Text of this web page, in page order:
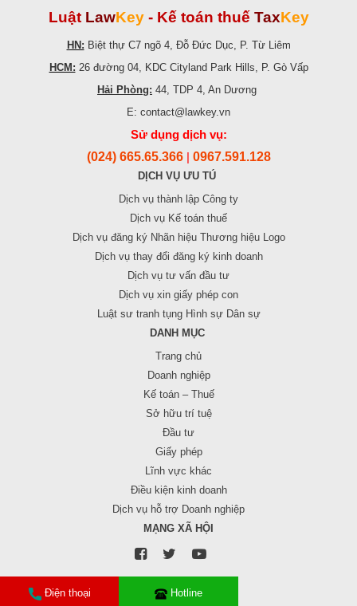
Điện thoại Hotline
Luật LawKey - Kế toán thuế TaxKey
HN: Biệt thự C7 ngõ 4, Đỗ Đức Dục, P. Từ Liêm
HCM: 26 đường 04, KDC Cityland Park Hills, P. Gò Vấp
Hải Phòng: 44, TDP 4, An Dương
E: contact@lawkey.vn
Sử dụng dịch vụ:
(024) 665.65.366 | 0967.591.128
DỊCH VỤ ƯU TÚ
Dịch vụ thành lập Công ty
Dịch vụ Kế toán thuế
Dịch vụ đăng ký Nhãn hiệu Thương hiệu Logo
Dịch vụ thay đổi đăng ký kinh doanh
Dịch vụ tư vấn đầu tư
Dịch vụ xin giấy phép con
Luật sư tranh tụng Hình sự Dân sự
DANH MỤC
Trang chủ
Doanh nghiệp
Kế toán – Thuế
Sở hữu trí tuệ
Đầu tư
Giấy phép
Lĩnh vực khác
Điều kiện kinh doanh
Dịch vụ hỗ trợ Doanh nghiệp
MẠNG XÃ HỘI